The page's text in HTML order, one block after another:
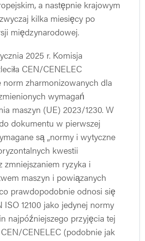
a następnie krajowym
kilka miesięcy po
międzynarodowej.
2025 r. Komisja
CEN/CENELEC
zharmonizowanych dla
wymagań
maszyn (UE) 2023/1230. W
dokumentu w pierwszej
są „normy i wytyczne
kwestii
zmniejszaniem ryzyka i
maszyn i powiązanych
prawdopodobnie odnosi się
12100 jako jedynej normy
najpóźniejszego przyjęcia tej
CENELEC (podobnie jak